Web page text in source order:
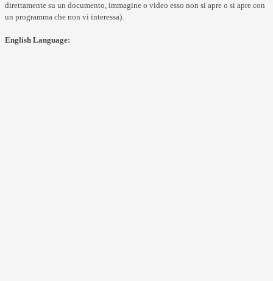
direttamente su un documento, immagine o video esso non si apre o si apre con
un programma che non vi interessa).
English Language: